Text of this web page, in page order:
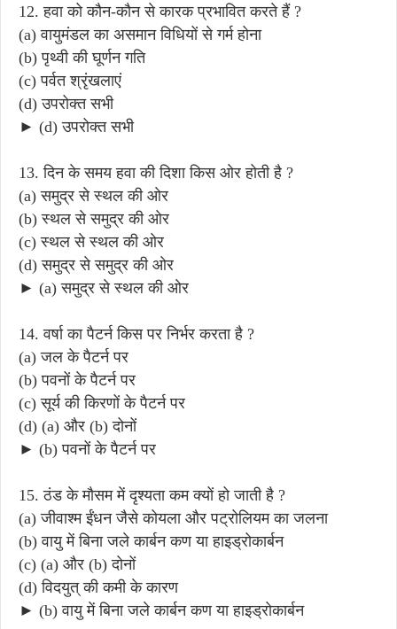
12. हवा को कौन-कौन से कारक प्रभावित करते हैं ?
(a) वायुमंडल का असमान विधियों से गर्म होना
(b) पृथ्वी की घूर्णन गति
(c) पर्वत श्रृंखलाएं
(d) उपरोक्त सभी
► (d) उपरोक्त सभी
13. दिन के समय हवा की दिशा किस ओर होती है ?
(a) समुद्र से स्थल की ओर
(b) स्थल से समुद्र की ओर
(c) स्थल से स्थल की ओर
(d) समुद्र से समुद्र की ओर
► (a) समुद्र से स्थल की ओर
14. वर्षा का पैटर्न किस पर निर्भर करता है ?
(a) जल के पैटर्न पर
(b) पवनों के पैटर्न पर
(c) सूर्य की किरणों के पैटर्न पर
(d) (a) और (b) दोनों
► (b) पवनों के पैटर्न पर
15. ठंड के मौसम में दृश्यता कम क्यों हो जाती है ?
(a) जीवाश्म ईंधन जैसे कोयला और पट्रोलियम का जलना
(b) वायु में बिना जले कार्बन कण या हाइड्रोकार्बन
(c) (a) और (b) दोनों
(d) विदयुत् की कमी के कारण
► (b) वायु में बिना जले कार्बन कण या हाइड्रोकार्बन